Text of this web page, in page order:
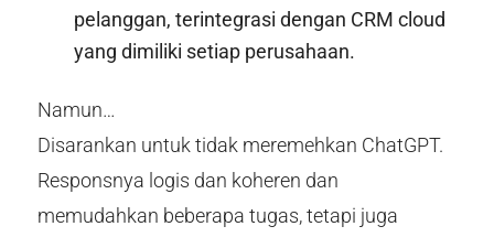
pelanggan, terintegrasi dengan CRM cloud
yang dimiliki setiap perusahaan.
Namun…
Disarankan untuk tidak meremehkan ChatGPT.
Responsnya logis dan koheren dan
memudahkan beberapa tugas, tetapi juga